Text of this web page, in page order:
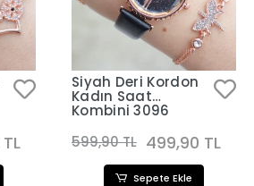
Siyah Deri Kordon
Kadın Saat
Kombini 3096
599,90 TL 499,90 TL
Sepete Ekle